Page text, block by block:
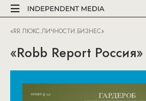
«RR ЛЮКС.ЛИЧНОСТИ.БИЗНЕС»
«Robb Report